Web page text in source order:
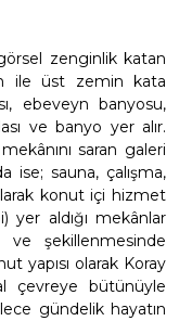
zenginlik katan
ile üst zemin kata
ebeveyn banyosu,
ve banyo yer alır.
saran galeri
ise; sauna, çalışma,
konut içi hizmet
yer aldığı mekânlar
ve şekillenmesinde
yapısı olarak Koray
çevreye bütünüyle
gündelik hayatın